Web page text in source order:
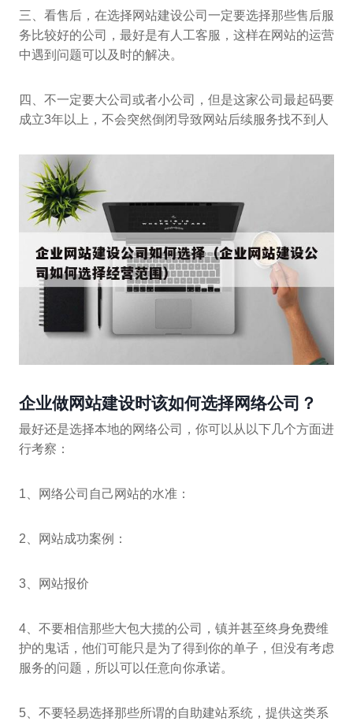
三、看售后，在选择网站建设公司一定要选择那些售后服
务比较好的公司，最好是有人工客服，这样在网站的运营
中遇到问题可以及时的解决。
四、不一定要大公司或者小公司，但是这家公司最起码要
成立3年以上，不会突然倒闭导致网站后续服务找不到人
企业做网站建设时该如何选择网络公司？
最好还是选择本地的网络公司，你可以从以下几个方面进
行考察：
1、网络公司自己网站的水准：
2、网站成功案例：
3、网站报价
4、不要相信那些大包大揽的公司，镇并甚至终身免费维
护的鬼话，他们可能只是为了得到你的单子，但没有考虑
服务的问题，所以可以任意向你承诺。
5、不要轻易选择那些所谓的自助建站系统，提供这类系